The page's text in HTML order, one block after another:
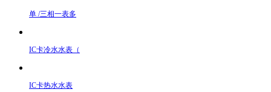
单 /三相一表多
IC卡冷水水表（
IC卡热水水表